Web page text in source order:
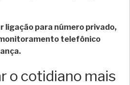
ligação para número privado,
telefônico
o cotidiano mais